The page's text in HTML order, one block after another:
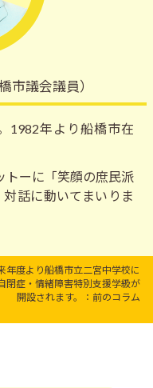
市議会議員）
1982年より船橋市在
トーに「笑顔の庶民派
話に動いてまいりま
年度より船橋市立二宮中学校に
閉症・情緒障害特別支援学級が
開設されます。：前のコラム